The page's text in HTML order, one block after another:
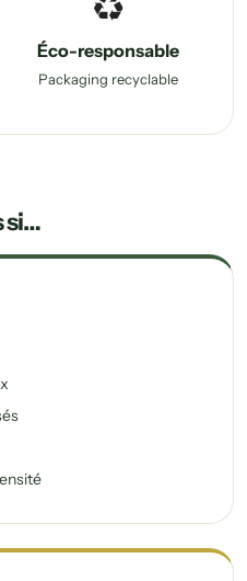
Éco-responsable
Packaging recyclable
si…